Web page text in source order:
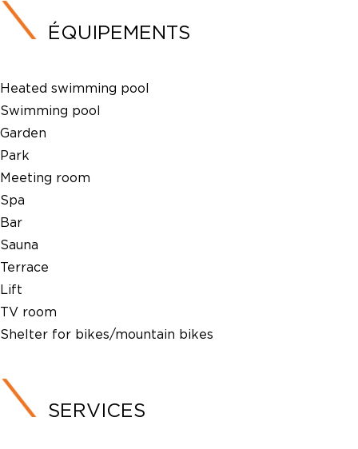
ÉQUIPEMENTS
Heated swimming pool
Swimming pool
Garden
Park
Meeting room
Spa
Bar
Sauna
Terrace
Lift
TV room
Shelter for bikes/mountain bikes
SERVICES